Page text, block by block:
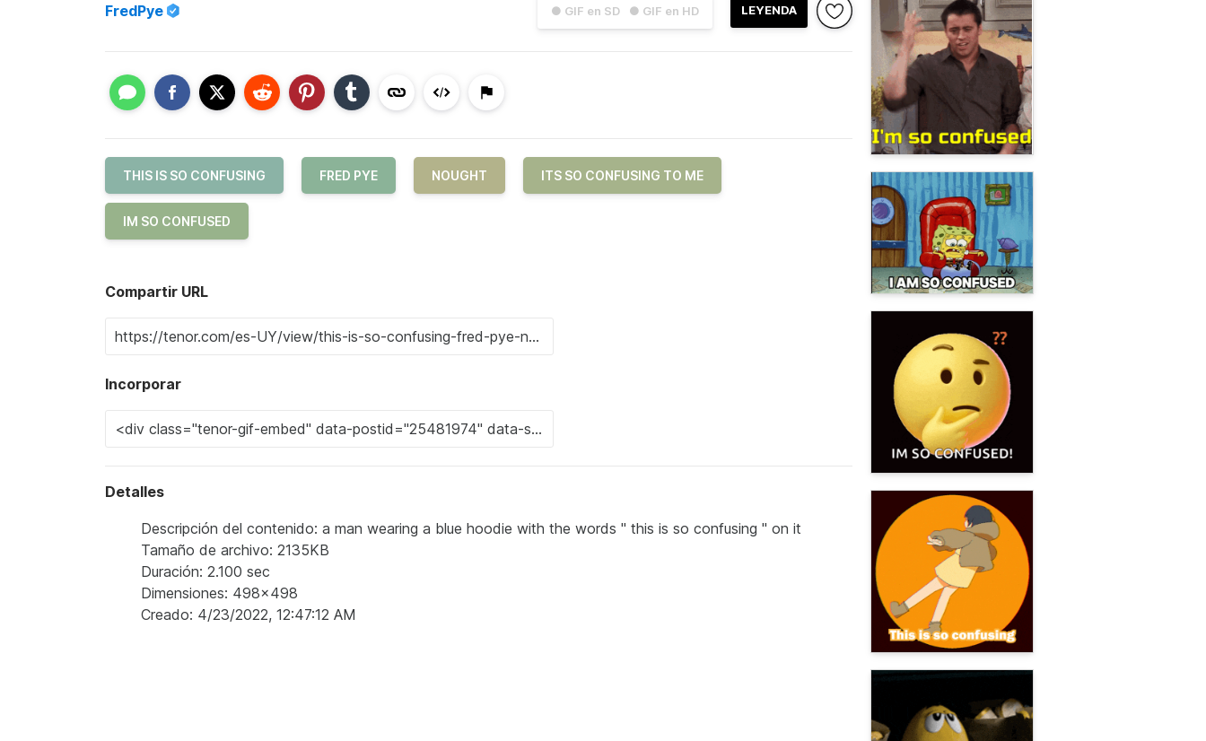
● GIF en SD ● GIF en HD LEYENDA
FredPye
THIS IS SO CONFUSING FRED PYE NOUGHT ITS SO CONFUSING TO ME
IM SO CONFUSED
Compartir URL
Incorporar
Detalles
Descripción del contenido: a man wearing a blue hoodie with the words " this is so confusing " on it
Tamaño de archivo: 2135KB
Duración: 2.100 sec
Dimensiones: 498x498
Creado: 4/23/2022, 12:47:12 AM